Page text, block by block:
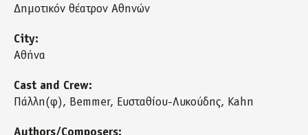
Δημοτικόν θέατρον Αθηνών
City:
Αθήνα
Cast and Crew:
Πάλλη(φ), Bemmer, Ευσταθίου-Λυκούδης, Kahn